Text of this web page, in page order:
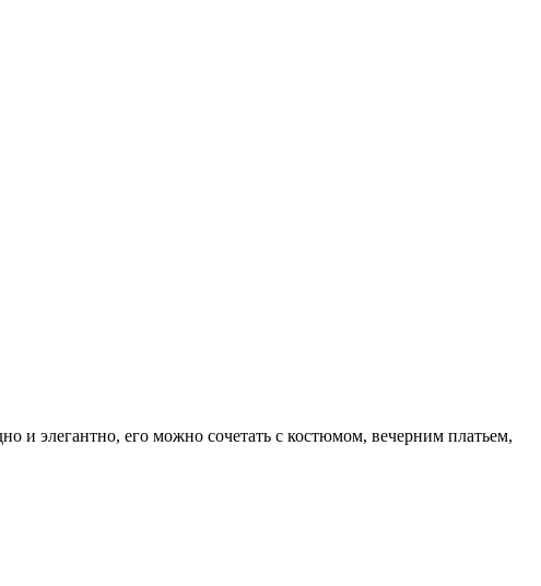
и элегантно, его можно сочетать с костюмом, вечерним платьем,